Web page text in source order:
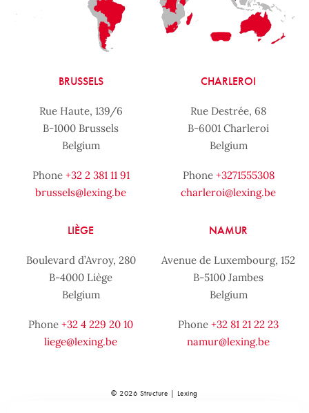
BRUSSELS
Rue Haute, 139/6
B-1000 Brussels
Belgium
Phone +32 2 381 11 91
brussels@lexing.be
CHARLEROI
Rue Destrée, 68
B-6001 Charleroi
Belgium
Phone +3271555308
charleroi@lexing.be
LIÈGE
Boulevard d’Avroy, 280
B-4000 Liège
Belgium
Phone +32 4 229 20 10
liege@lexing.be
NAMUR
Avenue de Luxembourg, 152
B-5100 Jambes
Belgium
Phone +32 81 21 22 23
namur@lexing.be
© 2026 Structure | Lexing